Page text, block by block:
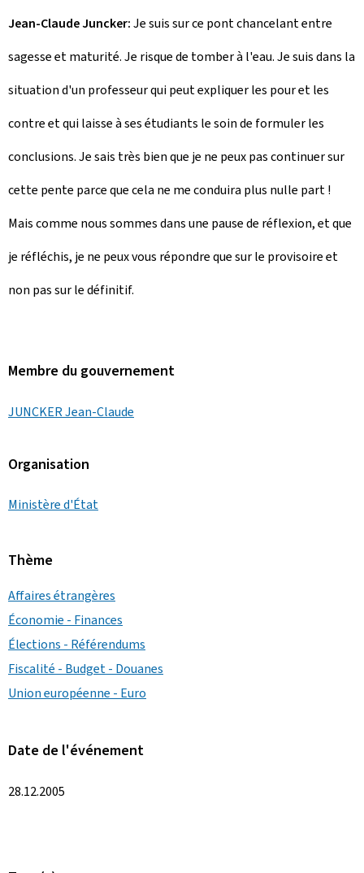
Jean-Claude Juncker:Je suis sur ce pont chancelant entre
sagesse et maturité. Je risque de tomber à l'eau. Je suis dans la
situation d'un professeur qui peut expliquer les pour et les
contre et qui laisse à ses étudiants le soin de formuler les
conclusions. Je sais très bien que je ne peux pas continuer sur
cette pente parce que cela ne me conduira plus nulle part !
Mais comme nous sommes dans une pause de réflexion, et que
je réfléchis, je ne peux vous répondre que sur le provisoire et
non pas sur le définitif.
Membre du gouvernement
JUNCKER Jean-Claude
Organisation
Ministère d'État
Thème
Affaires étrangères
Économie - Finances
Élections - Référendums
Fiscalité - Budget - Douanes
Union européenne - Euro
Date de l'événement
28.12.2005